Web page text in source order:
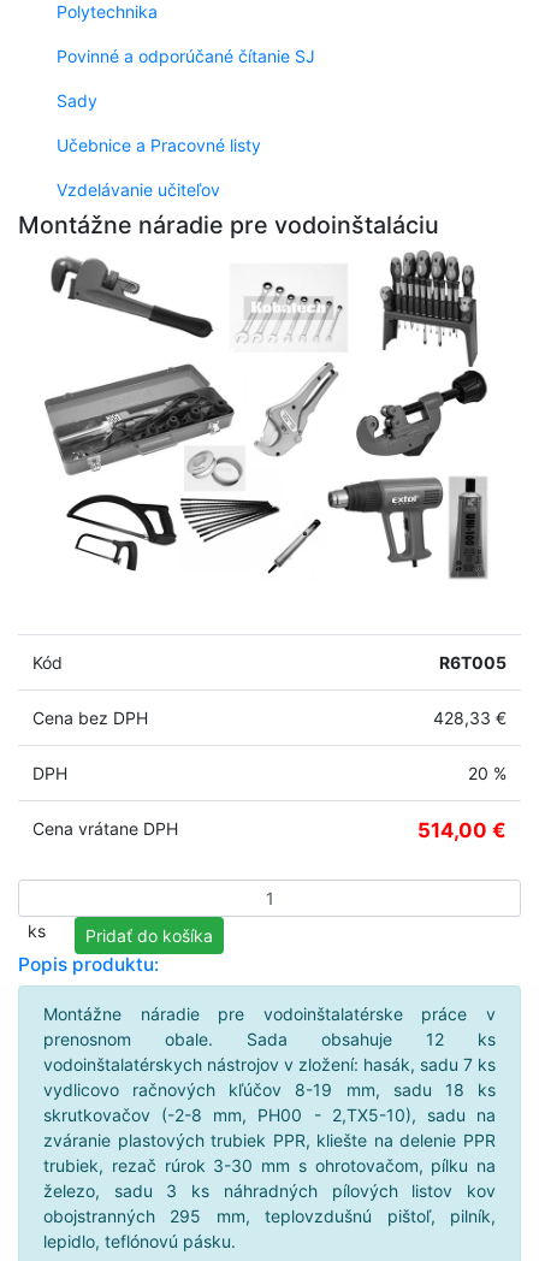
Polytechnika
Povinné a odporúčané čítanie SJ
Sady
Učebnice a Pracovné listy
Vzdelávanie učiteľov
Montážne náradie pre vodoinštaláciu
Kód R6T005
Cena bez DPH 428,33 €
DPH 20 %
Cena vrátane DPH 514,00 €
Počet kusov
ks
Popis produktu:
Montážne náradie pre vodoinštalatérske práce v
prenosnom obale. Sada obsahuje 12 ks
vodoinštalatérskych nástrojov v zložení: hasák, sadu 7 ks
vydlicovo račnových kľúčov 8-19 mm, sadu 18 ks
skrutkovačov (-2-8 mm, PH00 - 2,TX5-10), sadu na
zváranie plastových trubiek PPR, kliešte na delenie PPR
trubiek, rezač rúrok 3-30 mm s ohrotovačom, pílku na
železo, sadu 3 ks náhradných pílových listov kov
obojstranných 295 mm, teplovzdušnú pištoľ, pilník,
lepidlo, teflónovú pásku.